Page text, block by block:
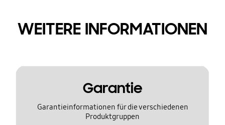
WEITERE INFORMATIONEN
Garantie
Garantieinformationen für die verschiedenen
Produktgruppen